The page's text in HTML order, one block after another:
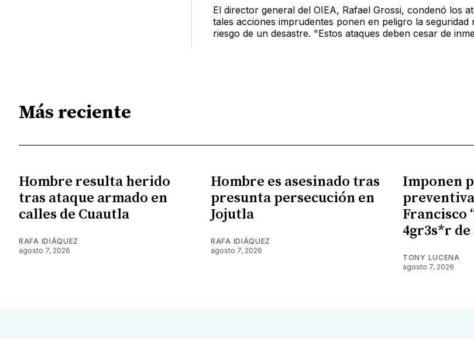
El director general del OIEA, Rafael Grossi, condenó los
tales acciones imprudentes ponen en peligro la
riesgo de un desastre. "Estos ataques deben cesar de
Más reciente
Hombre resulta herido
tras ataque armado en
calles de Cuautla
RAFA IDIÁQUEZ
agosto 7, 2026
Hombre es asesinado tras
presunta persecución en
Jojutla
RAFA IDIÁQUEZ
agosto 7, 2026
Imponen
Francisco
4gr3s*r
TONY LUCENA
agosto 7, 2026